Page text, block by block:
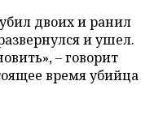
двоих и ранил
и ушел.
– говорит
время убийца